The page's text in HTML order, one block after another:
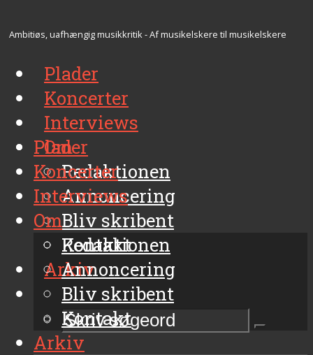
Ambitiøs, uafhængig musikkritik - Af musikelskere til musikelskere
Plader
Koncerter
Interviews
Om
Redaktionen
Annoncering
Bliv skribent
Kontakt
Arkiv
Plader
Koncerter
Interviews
Om
Redaktionen
Annoncering
Bliv skribent
Kontakt
Arkiv